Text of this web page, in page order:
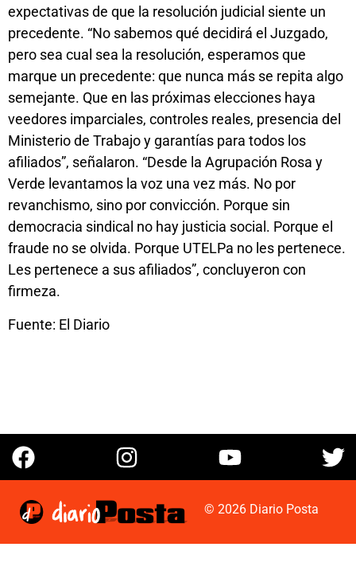
expectativas de que la resolución judicial siente un
precedente. “No sabemos qué decidirá el Juzgado,
pero sea cual sea la resolución, esperamos que
marque un precedente: que nunca más se repita algo
semejante. Que en las próximas elecciones haya
veedores imparciales, controles reales, presencia del
Ministerio de Trabajo y garantías para todos los
afiliados”, señalaron. “Desde la Agrupación Rosa y
Verde levantamos la voz una vez más. No por
revanchismo, sino por convicción. Porque sin
democracia sindical no hay justicia social. Porque el
fraude no se olvida. Porque UTELPa no les pertenece.
Les pertenece a sus afiliados”, concluyeron con
firmeza.
Fuente: El Diario
© 2026 Diario Posta